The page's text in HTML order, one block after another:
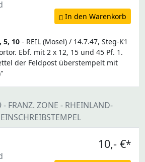
In den Warenkorb
5, 10 - REIL (Mosel) / 14.7.47, Steg-K1
Ebf. mit 2 x 12, 15 und 45 Pf. 1.
der Feldpost überstempelt mit
FRANZ. ZONE - RHEINLAND-
10,- €*